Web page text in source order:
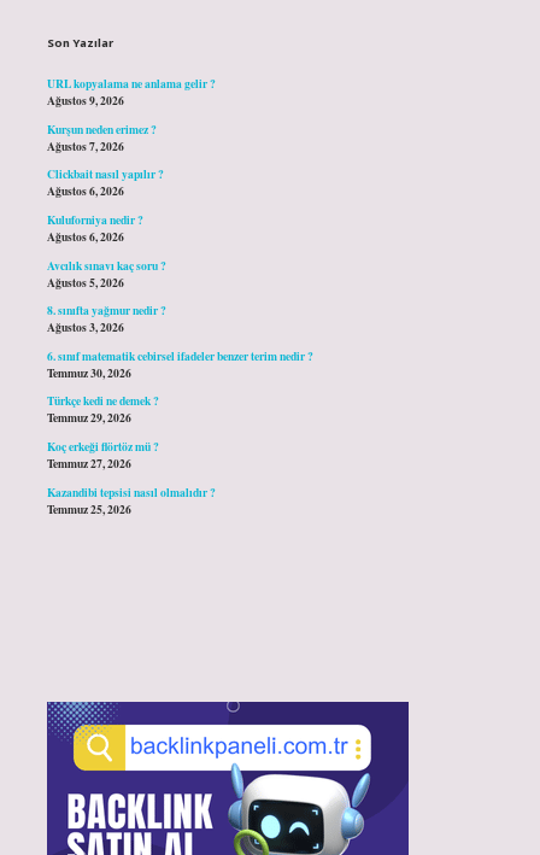
Son Yazılar
URL kopyalama ne anlama gelir ?
Ağustos 9, 2026
Kurşun neden erimez ?
Ağustos 7, 2026
Clickbait nasıl yapılır ?
Ağustos 6, 2026
Kuluforniya nedir ?
Ağustos 6, 2026
Avcılık sınavı kaç soru ?
Ağustos 5, 2026
8. sınıfta yağmur nedir ?
Ağustos 3, 2026
6. sınıf matematik cebirsel ifadeler benzer terim nedir ?
Temmuz 30, 2026
Türkçe kedi ne demek ?
Temmuz 29, 2026
Koç erkeği flörtöz mü ?
Temmuz 27, 2026
Kazandibi tepsisi nasıl olmalıdır ?
Temmuz 25, 2026